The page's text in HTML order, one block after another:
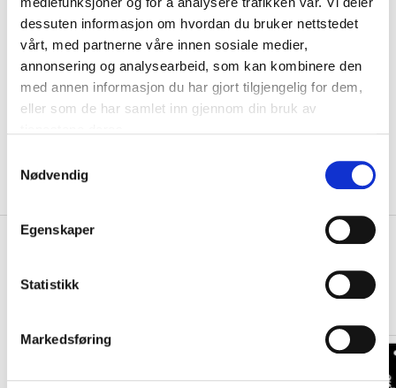
dessuten informasjon om hvordan du bruker nettstedet
vårt, med partnerne våre innen sosiale medier,
annonsering og analysearbeid, som kan kombinere den
med annen informasjon du har gjort tilgjengelig for dem,
eller som de har samlet inn gjennom din bruk av
t
Nødvendig
Egenskaper
Statistikk
Markedsføring
Motiv
LEGG I HANDLEKURV KLIKK & HENT
Leveringstiden forlenges dersom produkter personaliseres.
Produkter med trykk kan ikke byttes eller returneres.
+
DETALJER +